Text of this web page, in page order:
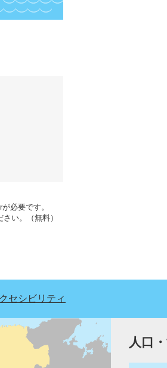
必要です。
い。（無料）
セシビリティ
人口